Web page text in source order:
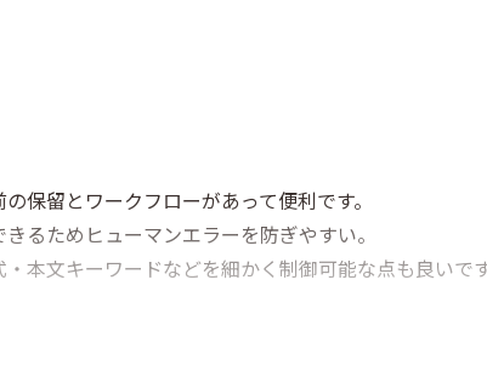
保留とワークフローがあって便利です。
るためヒューマンエラーを防ぎやすい。
本文キーワードなどを細かく制御可能な点も良いで